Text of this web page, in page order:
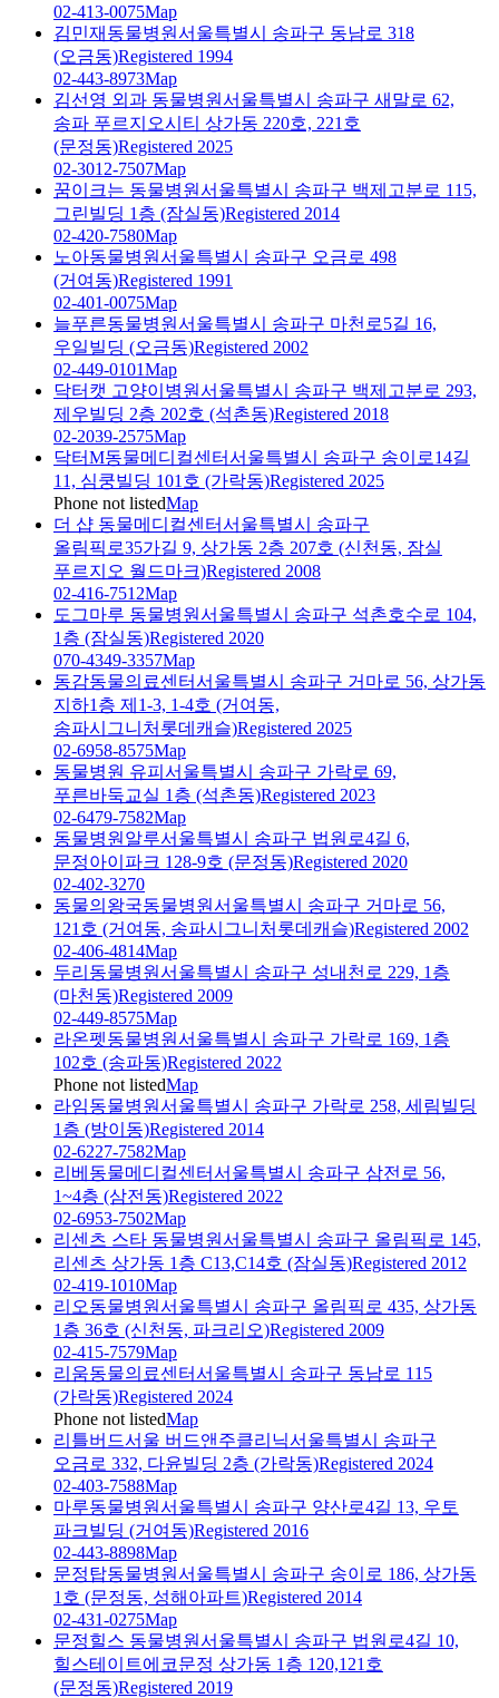
02-413-0075Map
김민재동물병원서울특별시 송파구 동남로 318
(오금동)Registered 1994
02-443-8973Map
김선영 외과 동물병원서울특별시 송파구 새말로 62,
송파 푸르지오시티 상가동 220호, 221호
(문정동)Registered 2025
02-3012-7507Map
꿈이크는 동물병원서울특별시 송파구 백제고분로 115,
그린빌딩 1층 (잠실동)Registered 2014
02-420-7580Map
노아동물병원서울특별시 송파구 오금로 498
(거여동)Registered 1991
02-401-0075Map
늘푸른동물병원서울특별시 송파구 마천로5길 16,
우일빌딩 (오금동)Registered 2002
02-449-0101Map
닥터캣 고양이병원서울특별시 송파구 백제고분로 293,
제우빌딩 2층 202호 (석촌동)Registered 2018
02-2039-2575Map
닥터M동물메디컬센터서울특별시 송파구 송이로14길
11, 심쿵빌딩 101호 (가락동)Registered 2025
Phone not listedMap
더 샵 동물메디컬센터서울특별시 송파구
올림픽로35가길 9, 상가동 2층 207호 (신천동, 잠실
푸르지오 월드마크)Registered 2008
02-416-7512Map
도그마루 동물병원서울특별시 송파구 석촌호수로 104,
1층 (잠실동)Registered 2020
070-4349-3357Map
동감동물의료센터서울특별시 송파구 거마로 56, 상가동
지하1층 제1-3, 1-4호 (거여동,
송파시그니처롯데캐슬)Registered 2025
02-6958-8575Map
동물병원 유피 서울특별시 송파구 가락로 69,
푸른바둑교실 1층 (석촌동)Registered 2023
02-6479-7582Map
동물병원알루서울특별시 송파구 법원로4길 6,
문정아이파크 128-9호 (문정동)Registered 2020
02-402-3270
동물의왕국동물병원서울특별시 송파구 거마로 56,
121호 (거여동, 송파시그니처롯데캐슬)Registered 2002
02-406-4814Map
두리동물병원서울특별시 송파구 성내천로 229, 1층
(마천동)Registered 2009
02-449-8575Map
라온펫동물병원서울특별시 송파구 가락로 169, 1층
102호 (송파동)Registered 2022
Phone not listedMap
라임동물병원서울특별시 송파구 가락로 258, 세림빌딩
1층 (방이동)Registered 2014
02-6227-7582Map
리베동물메디컬센터서울특별시 송파구 삼전로 56,
1~4층 (삼전동)Registered 2022
02-6953-7502Map
리센츠 스타 동물병원서울특별시 송파구 올림픽로 145,
리센츠 상가동 1층 C13,C14호 (잠실동)Registered 2012
02-419-1010Map
리오동물병원서울특별시 송파구 올림픽로 435, 상가동
1층 36호 (신천동, 파크리오)Registered 2009
02-415-7579Map
리움동물의료센터서울특별시 송파구 동남로 115
(가락동)Registered 2024
Phone not listedMap
리틀버드서울 버드앤주클리닉서울특별시 송파구
오금로 332, 다윤빌딩 2층 (가락동)Registered 2024
02-403-7588Map
마루동물병원서울특별시 송파구 양산로4길 13, 우토
파크빌딩 (거여동)Registered 2016
02-443-8898Map
문정탑동물병원서울특별시 송파구 송이로 186, 상가동
1호 (문정동, 성해아파트)Registered 2014
02-431-0275Map
문정힐스 동물병원서울특별시 송파구 법원로4길 10,
힐스테이트에코문정 상가동 1층 120,121호
(문정동)Registered 2019